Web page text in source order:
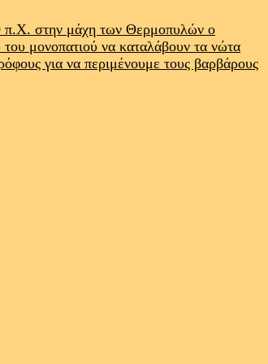
π.Χ. στην μάχη των Θερμοπυλών ο
μονοπατιού να καταλάβουν τα νώτα
για να περιμένουμε τους βαρβάρους